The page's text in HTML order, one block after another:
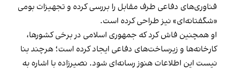
فناوری‌های دفاعی طرف مقابل را بررسی کرده و تجهیزات بومی
«شگفتانه‌ای» نیز طراحی کرده است.
او همچنین فاش کرد که جمهوری اسلامی در برخی کشورها،
کارخانه‌ها و زیرساخت‌های دفاعی ایجاد کرده است؛ هرچند بنا
نیست این اطلاعات هنوز رسانه‌ای شود. نصیرزاده با اشاره به